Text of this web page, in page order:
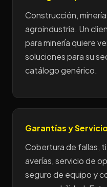
Construcción,
agroindustria. Un
para minería quiere
soluciones para su
catálogo genérico.
Garantías y
Cobertura de fallas,
averías, servicio de
seguro de equipo y